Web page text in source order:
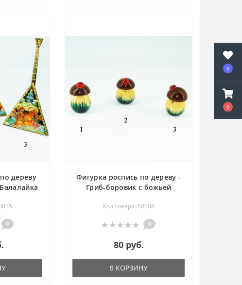
0
0
дереву
0
Фигурка роспись по дереву -
Гриб-боровик с божьей
Код товара: 50008
0
80 руб.
В КОРЗИНУ